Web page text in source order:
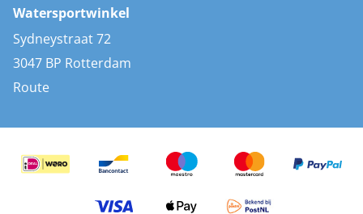
AIS transponders
Stootwillen en fenders
Bootkussens
Zwemtrappen
Watersportwinkel
Sydneystraat 72
3047 BP Rotterdam
Route